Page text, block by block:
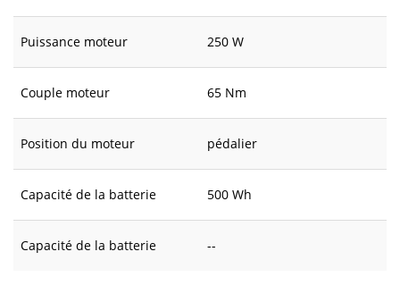
Puissance moteur 250 W
Couple moteur 65 Nm
Position du moteur pédalier
Capacité de la batterie 500 Wh
Capacité de la batterie --